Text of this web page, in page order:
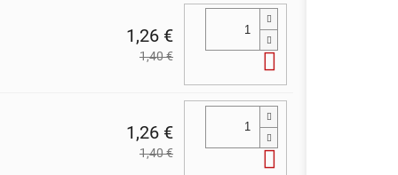
1,26 €
1,40 €
1,26 €
1,40 €